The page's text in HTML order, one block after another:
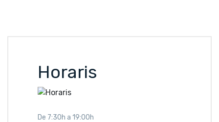
Horaris
De 7:30h a 19:00h